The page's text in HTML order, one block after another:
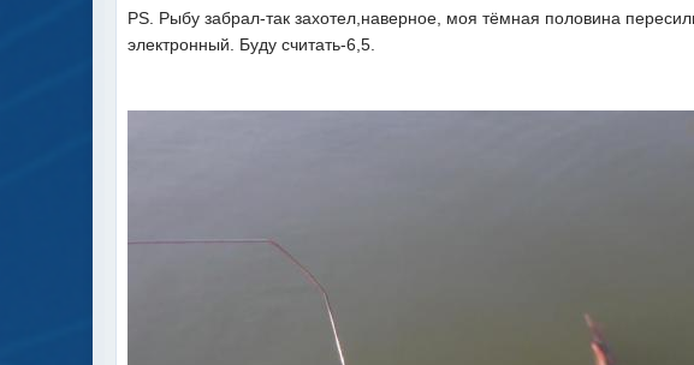
PS. Рыбу забрал-так захотел,наверное, моя тёмная половина
электронный. Буду считать-6,5.